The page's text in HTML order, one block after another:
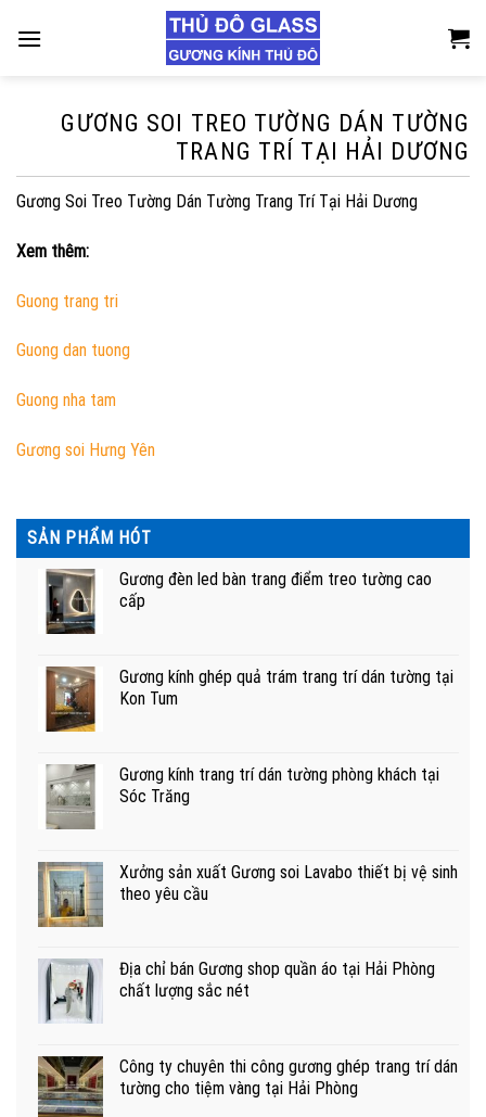
GƯƠNG SOI TREO TƯỜNG DÁN TƯỜNG
TRANG TRÍ TẠI HẢI DƯƠNG
Gương Soi Treo Tường Dán Tường Trang Trí Tại Hải Dương
Xem thêm:
Guong trang tri
Guong dan tuong
Guong nha tam
Gương soi Hưng Yên
SẢN PHẨM HÓT
Gương đèn led bàn trang điểm treo tường cao
cấp
Gương kính ghép quả trám trang trí dán tường tại
Kon Tum
Gương kính trang trí dán tường phòng khách tại
Sóc Trăng
Xưởng sản xuất Gương soi Lavabo thiết bị vệ sinh
theo yêu cầu
Địa chỉ bán Gương shop quần áo tại Hải Phòng
chất lượng sắc nét
Công ty chuyên thi công gương ghép trang trí dán
tường cho tiệm vàng tại Hải Phòng